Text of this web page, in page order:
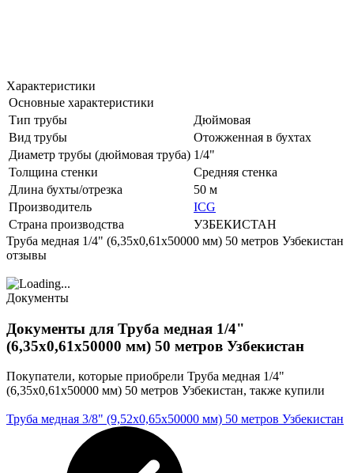
Характеристики
Основные характеристики
Тип трубы
Дюймовая
Вид трубы
Отожженная в бухтах
Диаметр трубы (дюймовая труба) 1/4"
Толщина стенки
Средняя стенка
Длина бухты/отрезка
50 м
Производитель
ICG
Страна производства
УЗБЕКИСТАН
Труба медная 1/4" (6,35х0,61х50000 мм) 50 метров Узбекистан
отзывы
Документы
Документы для Труба медная 1/4"
(6,35х0,61х50000 мм) 50 метров Узбекистан
Покупатели, которые приобрели Труба медная 1/4"
(6,35х0,61х50000 мм) 50 метров Узбекистан, также купили
Труба медная 3/8" (9,52х0,65х50000 мм) 50 метров Узбекистан